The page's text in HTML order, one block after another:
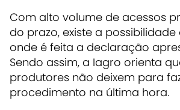
Com alto volume de acessos
do prazo, existe a
onde é feita a declaração
Sendo assim, a Iagro orienta
produtores não deixem para
procedimento na última hora.